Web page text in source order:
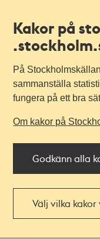
Kakor på
På
sammanställa
fungera på ett bra
Om kakor på
Godkänn alla
Välj vilka